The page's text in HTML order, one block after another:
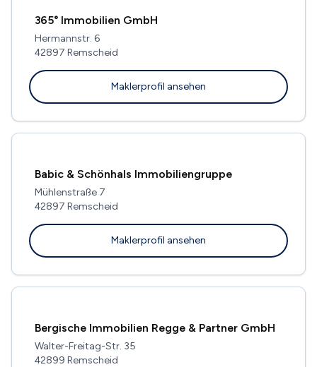
365° Immobilien GmbH
Hermannstr. 6
42897 Remscheid
Maklerprofil ansehen
Babic & Schönhals Immobiliengruppe
Mühlenstraße 7
42897 Remscheid
Maklerprofil ansehen
Bergische Immobilien Regge & Partner GmbH
Walter-Freitag-Str. 35
42899 Remscheid